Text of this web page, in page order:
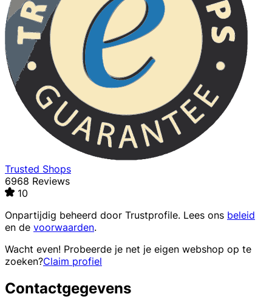
Trusted Shops
6968 Reviews
10
Onpartijdig beheerd door Trustprofile. Lees ons beleid
en de voorwaarden.
Wacht even! Probeerde je net je eigen webshop op te
zoeken?Claim profiel
Contactgegevens